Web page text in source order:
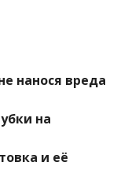
нанося вреда
на
и её